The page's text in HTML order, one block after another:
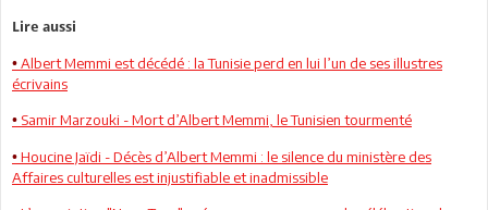
Lire aussi
• Albert Memmi est décédé : la Tunisie perd en lui l’un de ses illustres
écrivains
• Samir Marzouki - Mort d’Albert Memmi, le Tunisien tourmenté
• Houcine Jaïdi - Décès d’Albert Memmi : le silence du ministère des
Affaires culturelles est injustifiable et inadmissible